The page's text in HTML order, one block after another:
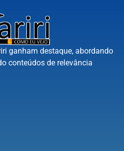
ganham destaque, abordando
conteúdos de relevância